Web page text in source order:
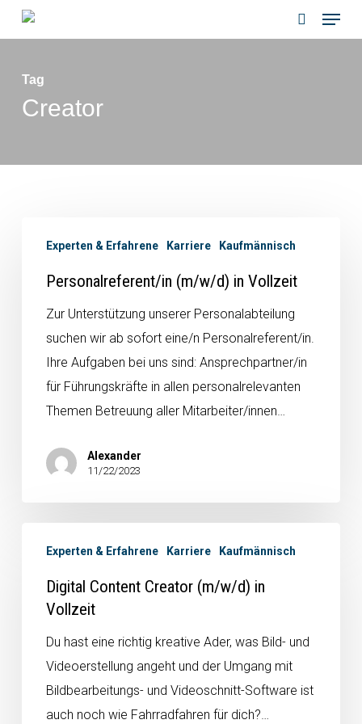
Skip
to
content
search
Menu
Tag
Creator
Experten & Erfahrene Karriere Kaufmännisch
Personalreferent/in (m/w/d) in Vollzeit
Zur Unterstützung unserer Personalabteilung
suchen wir ab sofort eine/n Personalreferent/in.
Ihre Aufgaben bei uns sind: Ansprechpartner/in
für Führungskräfte in allen personalrelevanten
Themen Betreuung aller Mitarbeiter/innen…
Alexander
11/22/2023
Experten & Erfahrene Karriere Kaufmännisch
Digital Content Creator (m/w/d) in
Vollzeit
Du hast eine richtig kreative Ader, was Bild- und
Videoerstellung angeht und der Umgang mit
Bildbearbeitungs- und Videoschnitt-Software ist
auch noch wie Fahrradfahren für dich?…